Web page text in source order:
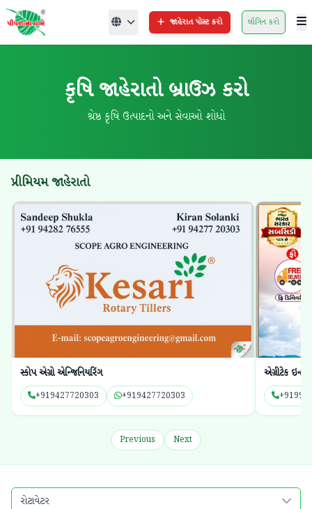
જાહેરાત પોસ્ટ કરો લૉગિન કરો
કૃષિ જાહેરાતો બ્રાઉઝ કરો
શ્રેષ્ઠ કૃષિ ઉત્પાદનો અને સેવાઓ શોધો
પ્રીમિયમ જાહેરાતો
સ્કોપ એગ્રો એન્જિનિયરિંગ
+919427720303 +919427720303
એગ્રીટેક
Previous Next
રોટાવેટર